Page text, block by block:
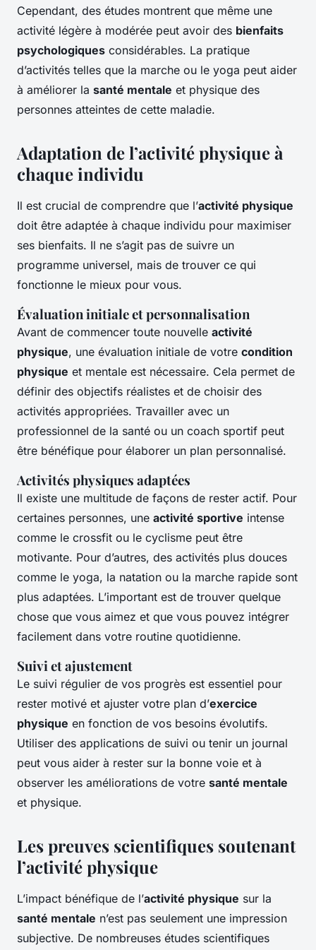
Cependant, des études montrent que même une
activité légère à modérée peut avoir des bienfaits
psychologiques considérables. La pratique
d’activités telles que la marche ou le yoga peut aider
à améliorer la santé mentale et physique des
personnes atteintes de cette maladie.
Adaptation de l’activité physique à
chaque individu
Il est crucial de comprendre que l’activité physique
doit être adaptée à chaque individu pour maximiser
ses bienfaits. Il ne s’agit pas de suivre un
programme universel, mais de trouver ce qui
fonctionne le mieux pour vous.
Évaluation initiale et personnalisation
Avant de commencer toute nouvelle activité
physique, une évaluation initiale de votre condition
physique et mentale est nécessaire. Cela permet de
définir des objectifs réalistes et de choisir des
activités appropriées. Travailler avec un
professionnel de la santé ou un coach sportif peut
être bénéfique pour élaborer un plan personnalisé.
Activités physiques adaptées
Il existe une multitude de façons de rester actif. Pour
certaines personnes, une activité sportive intense
comme le crossfit ou le cyclisme peut être
motivante. Pour d’autres, des activités plus douces
comme le yoga, la natation ou la marche rapide sont
plus adaptées. L’important est de trouver quelque
chose que vous aimez et que vous pouvez intégrer
facilement dans votre routine quotidienne.
Suivi et ajustement
Le suivi régulier de vos progrès est essentiel pour
rester motivé et ajuster votre plan d’exercice
physique en fonction de vos besoins évolutifs.
Utiliser des applications de suivi ou tenir un journal
peut vous aider à rester sur la bonne voie et à
observer les améliorations de votre santé mentale
et physique.
Les preuves scientifiques soutenant
l’activité physique
L’impact bénéfique de l’activité physique sur la
santé mentale n’est pas seulement une impression
subjective. De nombreuses études scientifiques